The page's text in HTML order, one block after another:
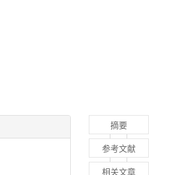
摘要
参考文献
相关文章